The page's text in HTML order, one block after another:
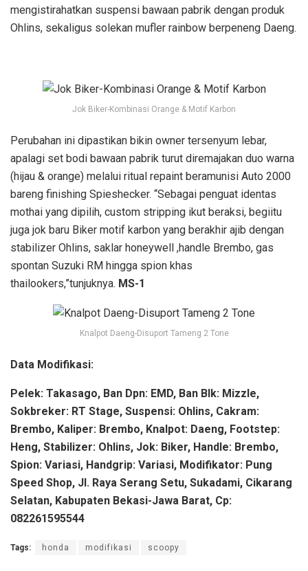
mengistirahatkan suspensi bawaan pabrik dengan produk
Ohlins, sekaligus solekan mufler rainbow berpeneng Daeng.
Jok Biker-Kombinasi Orange & Motif Karbon
Perubahan ini dipastikan bikin owner tersenyum lebar,
apalagi set bodi bawaan pabrik turut diremajakan duo warna
(hijau & orange) melalui ritual repaint beramunisi Auto 2000
bareng finishing Spieshecker. “Sebagai penguat identas
mothai yang dipilih, custom stripping ikut beraksi, begiitu
juga jok baru Biker motif karbon yang berakhir ajib dengan
stabilizer Ohlins, saklar honeywell ,handle Brembo, gas
spontan Suzuki RM hingga spion khas
thailookers,”tunjuknya. MS-1
Knalpot Daeng-Disuport Tameng 2 Tone
Data Modifikasi:
Pelek: Takasago, Ban Dpn: EMD, Ban Blk: Mizzle,
Sokbreker: RT Stage, Suspensi: Ohlins, Cakram:
Brembo, Kaliper: Brembo, Knalpot: Daeng, Footstep:
Heng, Stabilizer: Ohlins, Jok: Biker, Handle: Brembo,
Spion: Variasi, Handgrip: Variasi, Modifikator: Pung
Speed Shop, Jl. Raya Serang Setu, Sukadami, Cikarang
Selatan, Kabupaten Bekasi-Jawa Barat, Cp:
082261595544
Tags: honda modifikasi scoopy